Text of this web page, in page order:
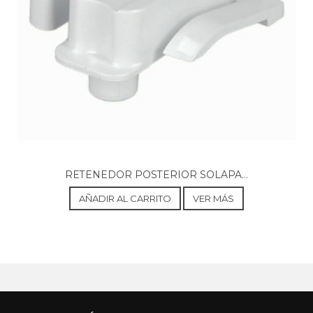
HOTPOINT-ARISTON, UH6 F1C W
HOTPOINT-ARISTON, UH6 F2C XI
HOTPOINT-ARISTON, UH61TW
HOTPOINT-ARISTON, UH61TW.1
HOTPOINT-ARISTON, UH61TX
HOTPOINT-ARISTON, UH61TX.1
HOTPOINT-ARISTON, UH62TW
HOTPOINT-ARISTON, UH8 F1C X 1
HOTPOINT-ARISTON, UH8F1CW
HOTPOINT-ARISTON, UH8F1CX
HOTPOINT-ARISTON, ZHU6F1CWI
HOTPOINT-ARISTON, ZHU6F1CXI
RETENEDOR POSTERIOR SOLAPA...
AÑADIR AL CARRITO VER MÁS